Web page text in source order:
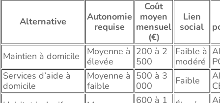
Alternative
Autonomie
requise
Coût
moyen
mensuel
(€)
Lien
social
Maintien à domicile
Moyenne à
élevée
200 à 2
500
Faible à
modéré
Services d’aide à
domicile
Moyenne à
faible
500 à 3
000
Faible
600 à 1